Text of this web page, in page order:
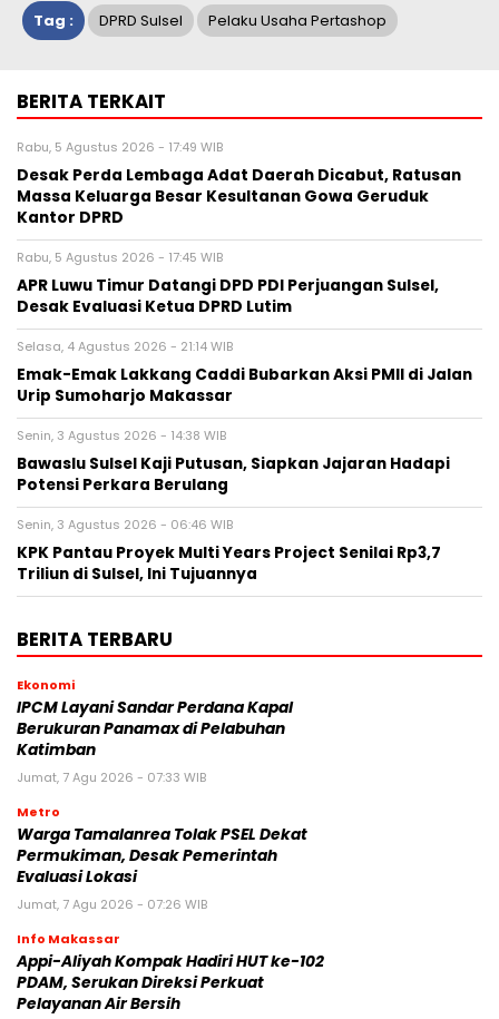
Tag : DPRD Sulsel Pelaku Usaha Pertashop
BERITA TERKAIT
Rabu, 5 Agustus 2026 - 17:49 WIB
Desak Perda Lembaga Adat Daerah Dicabut, Ratusan
Massa Keluarga Besar Kesultanan Gowa Geruduk
Kantor DPRD
Rabu, 5 Agustus 2026 - 17:45 WIB
APR Luwu Timur Datangi DPD PDI Perjuangan Sulsel,
Desak Evaluasi Ketua DPRD Lutim
Selasa, 4 Agustus 2026 - 21:14 WIB
Emak-Emak Lakkang Caddi Bubarkan Aksi PMII di Jalan
Urip Sumoharjo Makassar
Senin, 3 Agustus 2026 - 14:38 WIB
Bawaslu Sulsel Kaji Putusan, Siapkan Jajaran Hadapi
Potensi Perkara Berulang
Senin, 3 Agustus 2026 - 06:46 WIB
KPK Pantau Proyek Multi Years Project Senilai Rp3,7
Triliun di Sulsel, Ini Tujuannya
BERITA TERBARU
Ekonomi
IPCM Layani Sandar Perdana Kapal
Berukuran Panamax di Pelabuhan
Katimban
Jumat, 7 Agu 2026 - 07:33 WIB
Metro
Warga Tamalanrea Tolak PSEL Dekat
Permukiman, Desak Pemerintah
Evaluasi Lokasi
Jumat, 7 Agu 2026 - 07:26 WIB
Info Makassar
Appi-Aliyah Kompak Hadiri HUT ke-102
PDAM, Serukan Direksi Perkuat
Pelayanan Air Bersih